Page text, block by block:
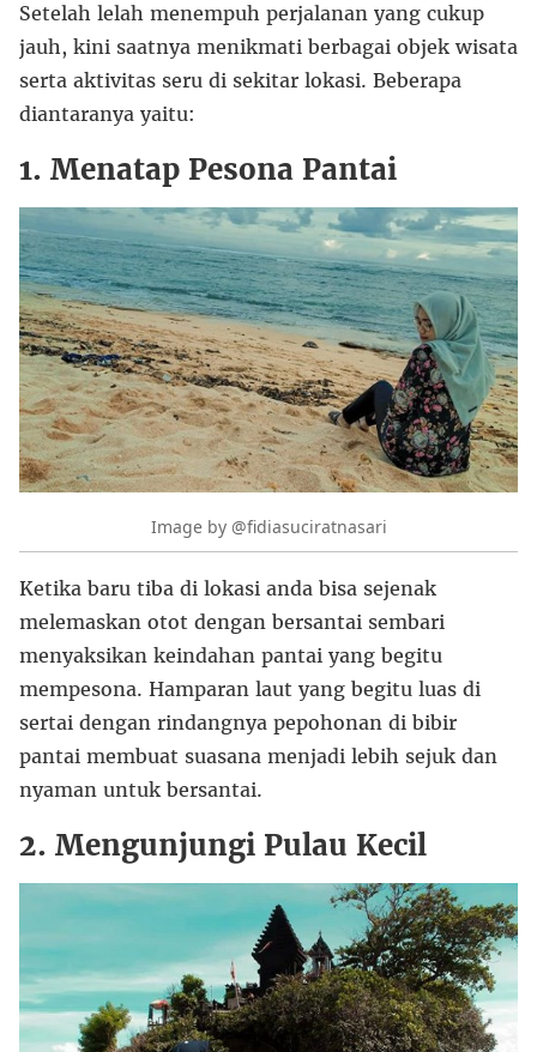
Setelah lelah menempuh perjalanan yang cukup
jauh, kini saatnya menikmati berbagai objek wisata
serta aktivitas seru di sekitar lokasi. Beberapa
diantaranya yaitu:
1. Menatap Pesona Pantai
Image by @fidiasuciratnasari
Ketika baru tiba di lokasi anda bisa sejenak
melemaskan otot dengan bersantai sembari
menyaksikan keindahan pantai yang begitu
mempesona. Hamparan laut yang begitu luas di
sertai dengan rindangnya pepohonan di bibir
pantai membuat suasana menjadi lebih sejuk dan
nyaman untuk bersantai.
2. Mengunjungi Pulau Kecil